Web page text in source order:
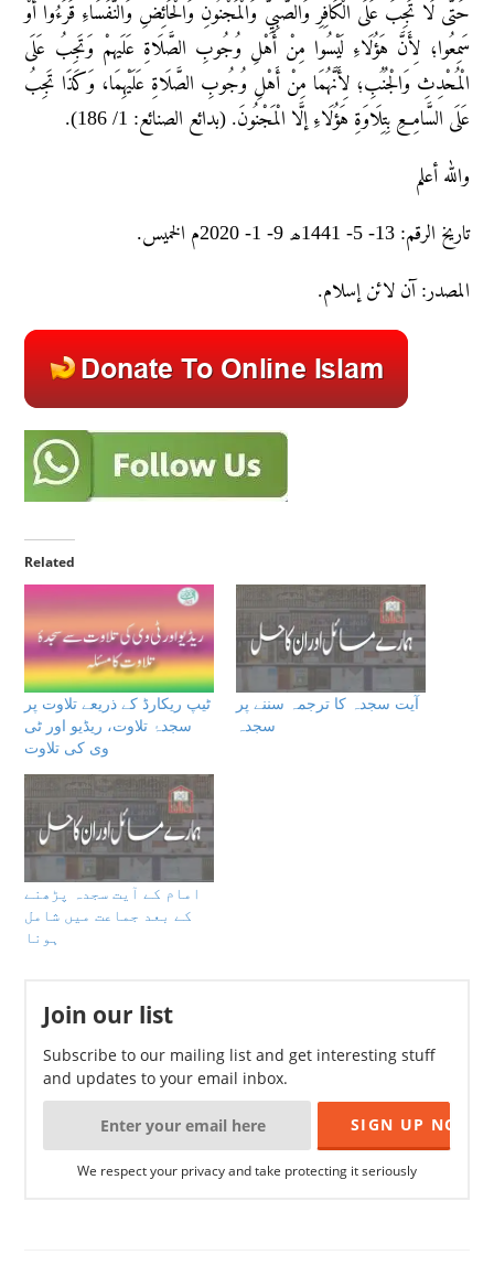
حَتَّى لَا تَجِبَ عَلَى الْكَافِرِ وَالصَّبِيِّ وَالْمَجْنُونِ وَالْحَائِضِ وَالنُّفَسَاءِ قَرَءُوا أَوْ
سَمِعُوا؛ لِأَنَّ هَؤُلَاءِ لَيْسُوا مِنْ أَهْلِ وُجُوبِ الصَّلَاةِ عَلَيهمْ وَتَجِبُ عَلَى
الْمُحْدِثِ وَالْجُنُبِ؛ لِأَنَّهُمَا مِنْ أَهْلِ وُجُوبِ الصَّلَاةِ عَلَيْهِمَا، وَكَذَا تَجِبُ
عَلَى السَّامِعِ بِتِلَاوَةِ هَؤُلَاءِ إلَّا الْمَجْنُونَ. (بدائع الصنائع: 1/ 186).
والله أعلم
تاريخ الرقم: 13- 5- 1441ھ 9- 1- 2020م الخمیس.
المصدر: آن لائن إسلام.
Related
ٹیپ ریکارڈ کے ذریعے تلاوت پر
سجدۂ تلاوت، ریڈیو اور ٹی
وی کی تلاوت
آیت سجدہ کا ترجمہ سننے پر
سجدہ
امام کے آیت سجدہ پڑھنے
کے بعد جماعت میں شامل
ہونا
Join our list
Subscribe to our mailing list and get interesting stuff
and updates to your email inbox.
We respect your privacy and take protecting it seriously